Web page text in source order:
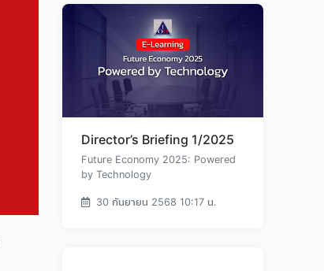
Director’s Briefing 1/2025
Future Economy 2025: Powered
by Technology
30 กันยายน 2568 10:17 น.